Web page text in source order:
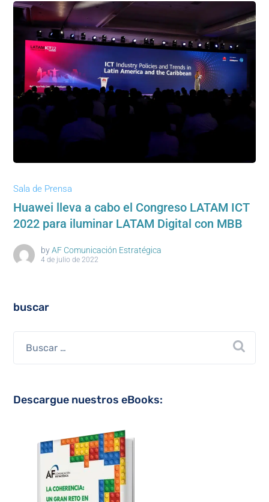
Sala de Prensa
Huawei lleva a cabo el Congreso LATAM ICT
2022 para iluminar LATAM Digital con MBB
by AF Comunicación Estratégica
4 de julio de 2022
buscar
Descargue nuestros eBooks: